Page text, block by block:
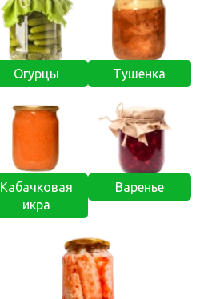
Огурцы Тушенка
Кабачковая
икра
Варенье